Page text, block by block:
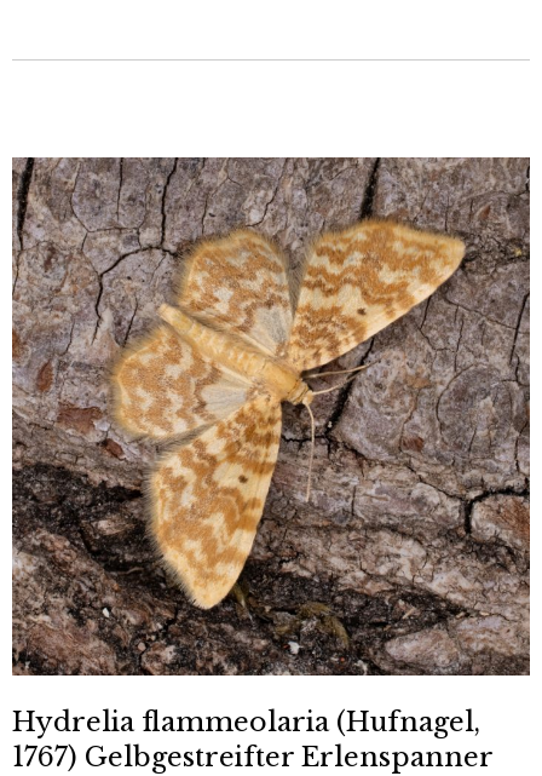
Hydrelia flammeolaria (Hufnagel,
1767) Gelbgestreifter Erlenspanner